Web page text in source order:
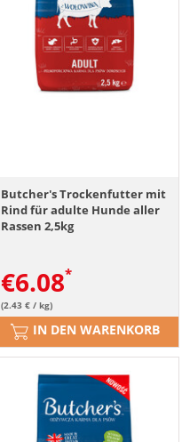
Butcher's Trockenfutter mit
Rind für adulte Hunde aller
Rassen 2,5kg
€6.08
(2.43 € / kg)
IN DEN WARENKORB